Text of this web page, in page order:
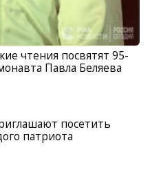
чтения посвятят 95-
Павла Беляева
посетить
патриота